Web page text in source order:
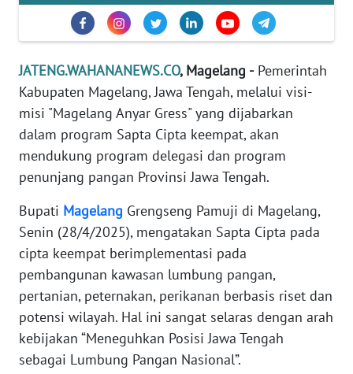
JATENG.WAHANANEWS.CO, Magelang -Pemerintah
Kabupaten Magelang, Jawa Tengah, melalui visi-
misi "Magelang Anyar Gress" yang dijabarkan
dalam program Sapta Cipta keempat, akan
mendukung program delegasi dan program
penunjang pangan Provinsi Jawa Tengah.
Bupati Magelang Grengseng Pamuji di Magelang,
Senin (28/4/2025), mengatakan Sapta Cipta pada
cipta keempat berimplementasi pada
pembangunan kawasan lumbung pangan,
pertanian, peternakan, perikanan berbasis riset dan
potensi wilayah. Hal ini sangat selaras dengan arah
kebijakan “Meneguhkan Posisi Jawa Tengah
sebagai Lumbung Pangan Nasional”.
IKLAN
TENTANG
KAMI
PEDOMAN
MEDIA
SIBER
REDAKSI
KARIR
DISCLAIMER
Wahana
News